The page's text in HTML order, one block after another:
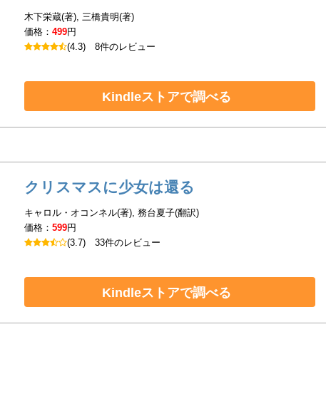
木下栄蔵(著), 三橋貴明(著)
価格：499円
(4.3)8件のレビュー
Kindleストアで調べる
クリスマスに少女は還る
キャロル・オコンネル(著), 務台夏子(翻訳)
価格：599円
(3.7)33件のレビュー
Kindleストアで調べる